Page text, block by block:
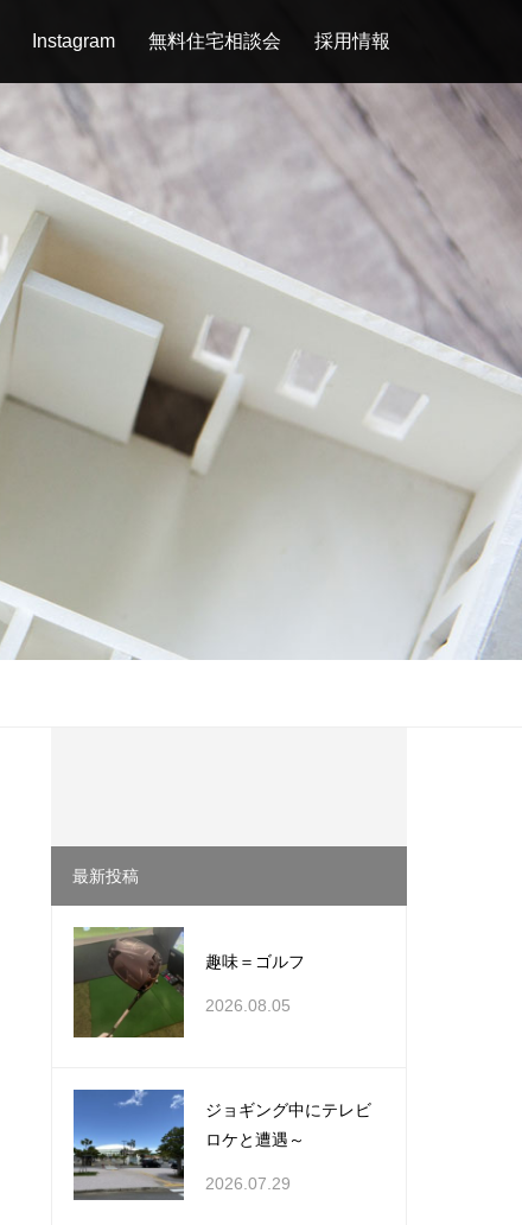
Instagram 無料住宅相談会 採用情報
最新投稿
趣味＝ゴルフ
2026.08.05
ジョギング中にテレビ
ロケと遭遇～
2026.07.29